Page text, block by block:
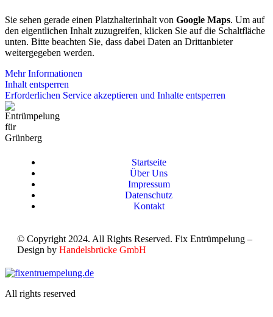
Sie sehen gerade einen Platzhalterinhalt von Google Maps. Um auf
den eigentlichen Inhalt zuzugreifen, klicken Sie auf die Schaltfläche
unten. Bitte beachten Sie, dass dabei Daten an Drittanbieter
weitergegeben werden.
Mehr Informationen
Inhalt entsperren
Erforderlichen Service akzeptieren und Inhalte entsperren
Startseite
Über Uns
Impressum
Datenschutz
Kontakt
© Copyright 2024. All Rights Reserved. Fix Entrümpelung –
Design by Handelsbrücke GmbH
All rights reserved